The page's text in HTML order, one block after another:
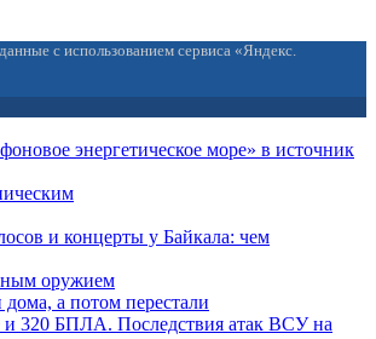
с использованием сервиса «Яндекс.
энергетическое море» в источник
и концерты у Байкала: чем
оружием
а потом перестали
320 БПЛА. Последствия атак ВСУ на